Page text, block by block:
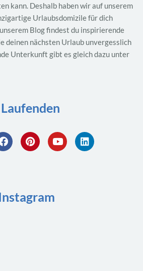
kann. Deshalb haben wir auf unserem
Urlaubsdomizile für dich
Blog findest du inspirierende
deinen nächsten Urlaub unvergesslich
Unterkunft gibt es gleich dazu unter